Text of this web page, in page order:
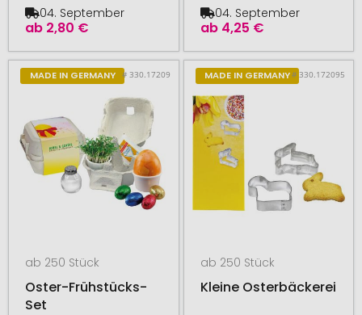
ab 2,80 €
04. September
ab 4,25 €
04. September
MADE IN GERMANY # 330.17209
ab 250 Stück
Oster-Frühstücks-
Set
MADE IN GERMANY# 330.172095
ab 250 Stück
Kleine Osterbäckerei